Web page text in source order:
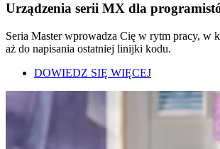
Urządzenia serii MX dla
Seria Master wprowadza Cię w rytm pracy, w
aż do napisania ostatniej linijki kodu.
DOWIEDZ SIĘ WIĘCEJ